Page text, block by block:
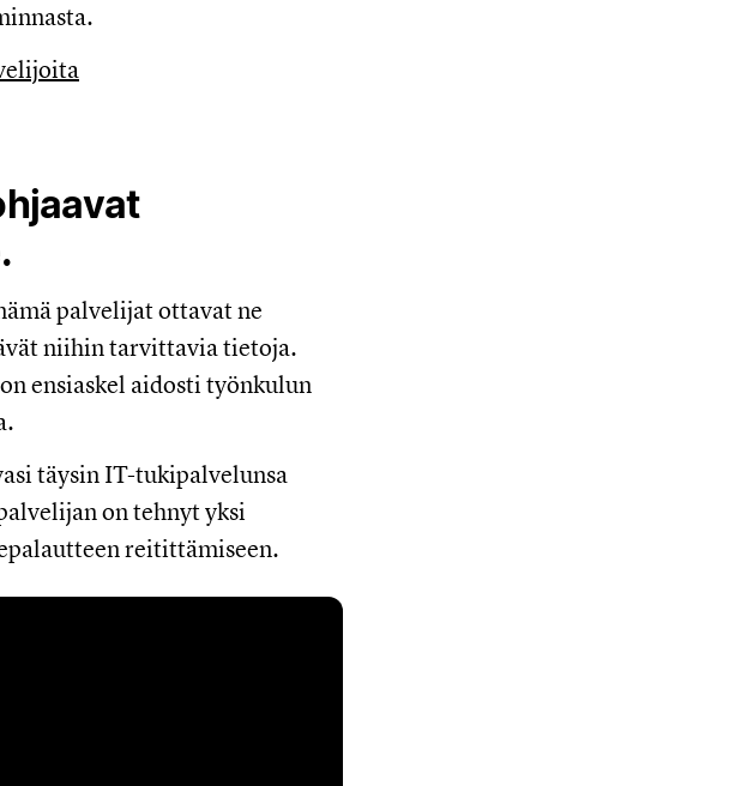
palvelijat ottavat ne
niihin tarvittavia tietoja.
ensiaskel aidosti työnkulun
täysin IT-tukipalvelunsa
on tehnyt yksi
reitittämiseen.